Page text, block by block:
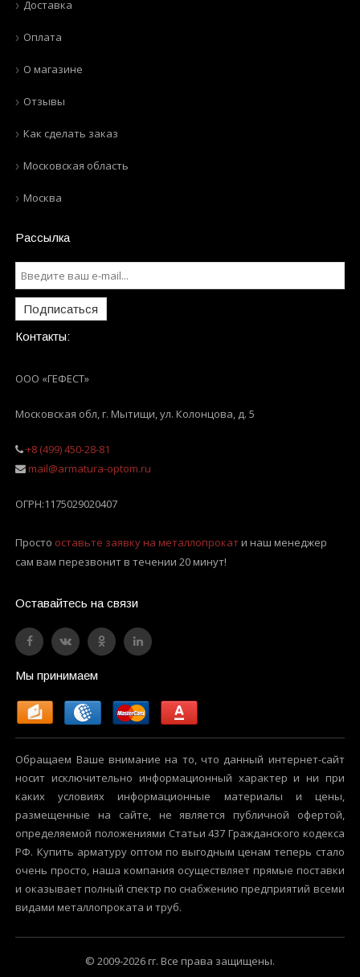
Доставка
Оплата
О магазине
Отзывы
Как сделать заказ
Московская область
Москва
Рассылка
Подписаться
Контакты:
ООО «ГЕФЕСТ»
Московская обл, г. Мытищи,ул. Колонцова, д. 5
+8 (499) 450-28-81
mail@armatura-optom.ru
ОГРН:1175029020407
Просто оставьте заявку на металлопрокати наш менеджер
сам вам перезвонит в течении 20 минут!
Оставайтесь на связи
Мы принимаем
Обращаем Ваше внимание на то, что данный интернет-сайт
носит исключительно информационный характер и ни при
каких условиях информационные материалы и цены,
размещенные на сайте, не является публичной офертой,
определяемой положениями Статьи 437 Гражданского кодекса
РФ. Купить арматуру оптом по выгодным ценам теперь стало
очень просто, наша компания осуществляет прямые поставки
и оказывает полный спектр по снабжению предприятий всеми
видами металлопроката и труб.
© 2009-2026 гг. Все права защищены.